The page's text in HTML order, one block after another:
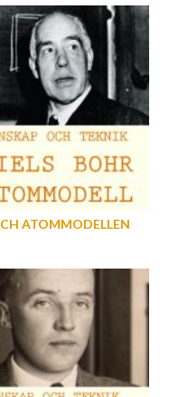
ATOMMODELLEN